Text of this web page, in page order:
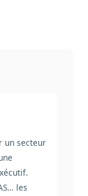
un secteur
les